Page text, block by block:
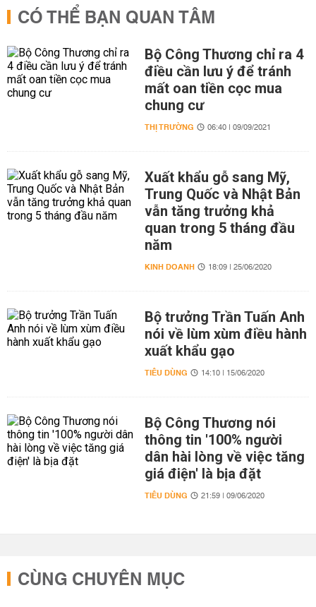
CÓ THỂ BẠN QUAN TÂM
Bộ Công Thương chỉ ra 4
điều cần lưu ý để tránh
mất oan tiền cọc mua
chung cư
THỊ TRƯỜNG 06:40 | 09/09/2021
Xuất khẩu gỗ sang Mỹ,
Trung Quốc và Nhật Bản
vẫn tăng trưởng khả
quan trong 5 tháng đầu
năm
KINH DOANH 18:09 | 25/06/2020
Bộ trưởng Trần Tuấn Anh
nói về lùm xùm điều hành
xuất khẩu gạo
TIÊU DÙNG 14:10 | 15/06/2020
Bộ Công Thương nói
thông tin '100% người
dân hài lòng về việc tăng
giá điện' là bịa đặt
TIÊU DÙNG 21:59 | 09/06/2020
CÙNG CHUYÊN MỤC